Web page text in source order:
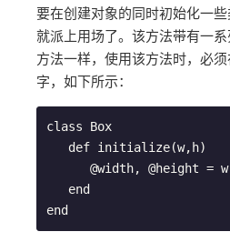
要在创建对象的同时初始化一
就派上用场了。该方法带有一
方法一样，使用该方法时，必
字，如下所示：
class Box